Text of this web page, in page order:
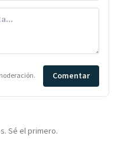
Comentar
Sé el primero.